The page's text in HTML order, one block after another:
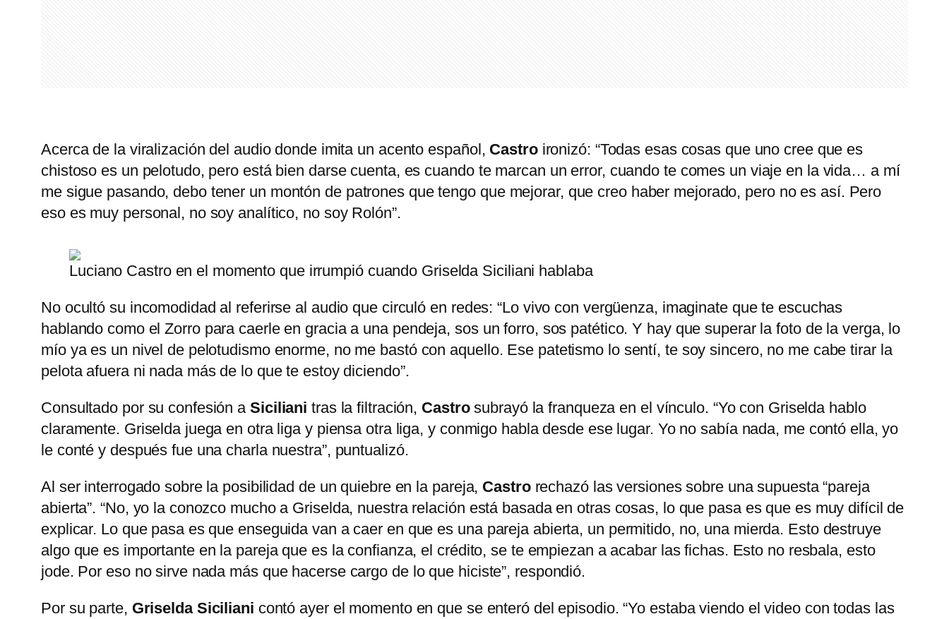
Acerca de la viralización del audio donde imita un acento español, Castroironizó: “Todas esas cosas que uno cree que es
chistoso es un pelotudo, pero está bien darse cuenta, es cuando te marcan un error, cuando te comes un viaje en la vida… a mí
me sigue pasando, debo tener un montón de patrones que tengo que mejorar, que creo haber mejorado, pero no es así. Pero
eso es muy personal, no soy analítico, no soy Rolón”.
Luciano Castro en el momento que irrumpió cuando Griselda Siciliani hablaba
No ocultó su incomodidad al referirse al audio que circuló en redes: “Lo vivo con vergüenza, imaginate que te escuchas
hablando como el Zorro para caerle en gracia a una pendeja, sos un forro, sos patético. Y hay que superar la foto de la verga, lo
mío ya es un nivel de pelotudismo enorme, no me bastó con aquello. Ese patetismo lo sentí, te soy sincero, no me cabe tirar la
pelota afuera ni nada más de lo que te estoy diciendo”.
Consultado por su confesión a Siciliani tras la filtración, Castrosubrayó la franqueza en el vínculo. “Yo con Griselda hablo
claramente. Griselda juega en otra liga y piensa otra liga, y conmigo habla desde ese lugar. Yo no sabía nada, me contó ella, yo
le conté y después fue una charla nuestra”, puntualizó.
Al ser interrogado sobre la posibilidad de un quiebre en la pareja, Castrorechazó las versiones sobre una supuesta “pareja
abierta”. “No, yo la conozco mucho a Griselda, nuestra relación está basada en otras cosas, lo que pasa es que es muy difícil de
explicar. Lo que pasa es que enseguida van a caer en que es una pareja abierta, un permitido, no, una mierda. Esto destruye
algo que es importante en la pareja que es la confianza, el crédito, se te empiezan a acabar las fichas. Esto no resbala, esto
jode. Por eso no sirve nada más que hacerse cargo de lo que hiciste”, respondió.
Por su parte, Griselda Siciliani contó ayer el momento en que se enteró del episodio. “Yo estaba viendo el video con todas las